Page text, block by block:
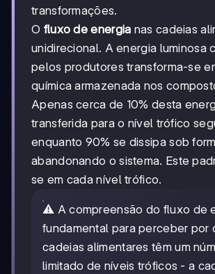
transformações.
O fluxo de energia nas cadeias
unidirecional. A energia luminosa
pelos produtores transforma-se
química armazenada nos
Apenas cerca de 10% desta
transferida para o nível trófico
enquanto 90% se dissipa sob
abandonando o sistema. Este
se em cada nível trófico.
⚠️ A compreensão do fluxo de
fundamental para perceber por
cadeias alimentares têm um
limitado de níveis tróficos - a